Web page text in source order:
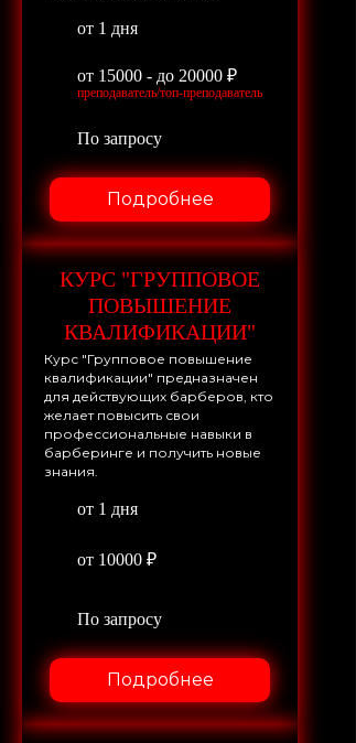
от 1 дня
от 15000 - до 20000 ₽
преподаватель/топ-преподаватель
По запросу
Подробнее
КУРС "ГРУППОВОЕ
ПОВЫШЕНИЕ
КВАЛИФИКАЦИИ"
Курс "Групповое повышение
квалификации" предназначен
для действующих барберов, кто
желает повысить свои
профессиональные навыки в
барберинге и получить новые
знания.
от 1 дня
от 10000 ₽
По запросу
Подробнее